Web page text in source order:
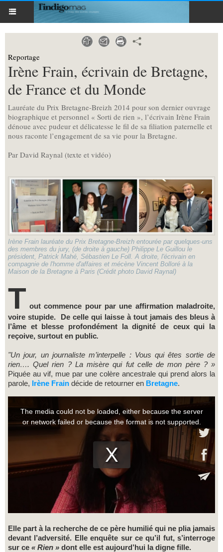
Reportage
Irène Frain, écrivain de Bretagne,
de France et du Monde
Lauréate du Prix Bretagne-Breizh 2014 pour son dernier ouvrage
biographique et personnel « Sorti de rien », l’écrivain Irène Frain
dénoue avec pudeur et délicatesse le fil de sa filiation paternelle et
nous raconte l’engagement de sa vie pour la Bretagne.
Par David Raynal (texte et vidéo)
Irène Frain lauréate du Prix Bretagne-Breizh entourée par quelques-uns
des membres du jury, (de droite à gauche) Philippe Le Guillou le
président, Patrick Mahé, Sébastien Le Foll. A droite, l'écrivain en
compagnie de l'homme d'affaires et mécène Vincent Bolloré à la
Maison de la Bretagne à Paris (Crédit photo David Raynal)
T out commence pour par une affirmation maladroite,
voire stupide. De celle qui laisse à tout jamais des bleus à
l’âme et blesse profondément la dignité de ceux qui la
reçoive, surtout en public.
"Un jour, un journaliste m’interpelle : Vous qui êtes sortie de
rien…. Quel rien ? La misère qui fut celle de mon père ? »
Piquée au vif, mue par une colère ancestrale qui prend alors la
parole, Irène Frain décide de retourner en Bretagne.
Elle part à la recherche de ce père humilié qui ne plia jamais
devant l’adversité. Elle enquête sur ce qu’il fut, s’interroge
sur ce « Rien » dont elle est aujourd’hui la digne fille.